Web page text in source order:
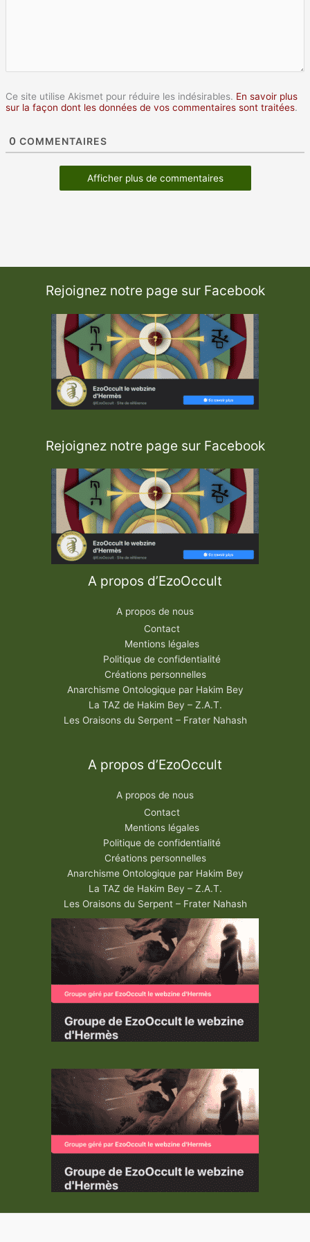
Ce site utilise Akismet pour réduire les indésirables. En savoir plus
sur la façon dont les données de vos commentaires sont traitées.
0 COMMENTAIRES
Afficher plus de commentaires
Rejoignez notre page sur Facebook
Rejoignez notre page sur Facebook
A propos d’EzoOccult
A propos de nous
Contact
Mentions légales
Politique de confidentialité
Créations personnelles
Anarchisme Ontologique par Hakim Bey
La TAZ de Hakim Bey – Z.A.T.
Les Oraisons du Serpent – Frater Nahash
A propos d’EzoOccult
A propos de nous
Contact
Mentions légales
Politique de confidentialité
Créations personnelles
Anarchisme Ontologique par Hakim Bey
La TAZ de Hakim Bey – Z.A.T.
Les Oraisons du Serpent – Frater Nahash